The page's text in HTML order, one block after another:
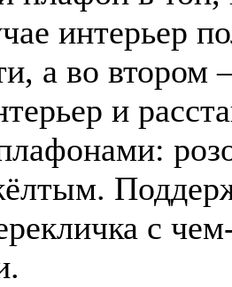
интерьер
а во втором
и
с